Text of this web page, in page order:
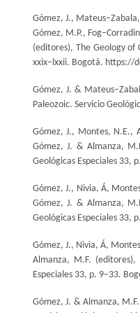
Gómez, J.,
Gómez, M.P.,
(editores), The Geology of
xxix–lxxii. Bogotá. https://
Gómez, J. &
Paleozoic. Servicio
Gómez, J., Montes, N.E.,
Gómez, J. & Almanza,
Geológicas Especiales 33,
Gómez, J., Nivia, Á,
Gómez, J. & Almanza,
Geológicas Especiales 33,
Gómez, J., Nivia, Á,
Almanza, M.F. (editores),
Especiales 33, p. 9–33.
Gómez, J. & Almanza,